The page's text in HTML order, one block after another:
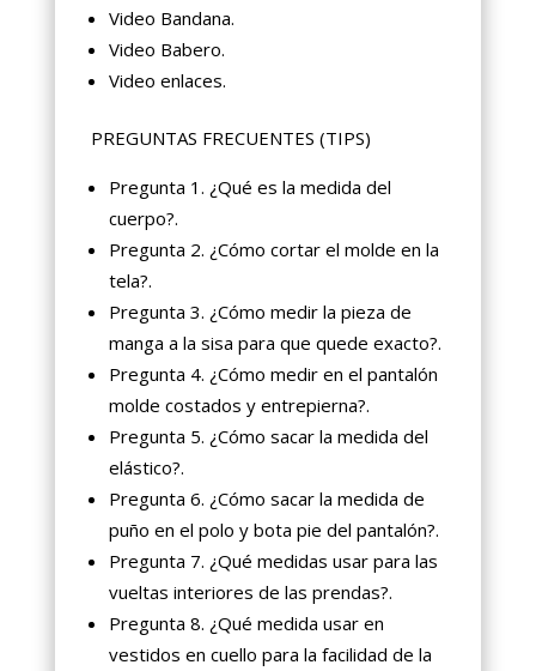
Video Bandana.
Video Babero.
Video enlaces.
PREGUNTAS FRECUENTES (TIPS)
Pregunta 1. ¿Qué es la medida del
cuerpo?.
Pregunta 2. ¿Cómo cortar el molde en la
tela?.
Pregunta 3. ¿Cómo medir la pieza de
manga a la sisa para que quede exacto?.
Pregunta 4. ¿Cómo medir en el pantalón
molde costados y entrepierna?.
Pregunta 5. ¿Cómo sacar la medida del
elástico?.
Pregunta 6. ¿Cómo sacar la medida de
puño en el polo y bota pie del pantalón?.
Pregunta 7. ¿Qué medidas usar para las
vueltas interiores de las prendas?.
Pregunta 8. ¿Qué medida usar en
vestidos en cuello para la facilidad de la